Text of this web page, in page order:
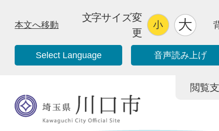
本文へ移動
文字サイズ変
更
Select Language 音声読み上げ
閲覧